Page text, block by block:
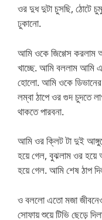
ওর দুধ দুটা চুসছি, ঠোটে
ঢুকানো.
আমি ওকে জিগ্গেস করলাম
খাচ্ছে. আমি বললাম আমি
হোলো. আমি ওকে
লম্বা ঠাপে ওর গুদ চুদতে
থাকতে পারবনা.
আমি ওর ক্লিট টা দুই
হয়ে গেল, বুঝলাম ওর
হয়ে গেল. আমি শেষ ঠাপ
ও বললো এতো মজা
সোফায় শুয়ে টিভি ছেড়ে